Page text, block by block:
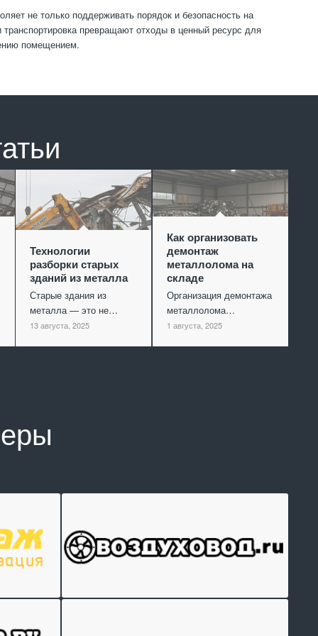
не только поддерживать порядок и безопасность на
превращают отходы в ценный ресурс для
помещением.
Технологии
разборки старых
зданий из металла
Старые здания из
металла — это не…
13 августа, 2025
Как организовать
демонтаж
металлолома на
складе
Организация демонтажа
металлолома…
1 августа, 2025